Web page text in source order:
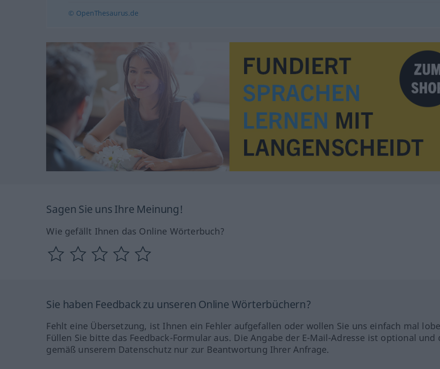
© OpenThesaurus.de
Sagen Sie uns Ihre Meinung!
Wie gefällt Ihnen das Online Wörterbuch?
Sie haben Feedback zu unseren Online Wörterbüchern?
Fehlt eine Übersetzung, ist Ihnen ein Fehler aufgefallen oder wollen Sie uns einfach mal
Füllen Sie bitte das Feedback-Formular aus. Die Angabe der E-Mail-Adresse ist optional und
gemäß unserem Datenschutz nur zur Beantwortung Ihrer Anfrage.